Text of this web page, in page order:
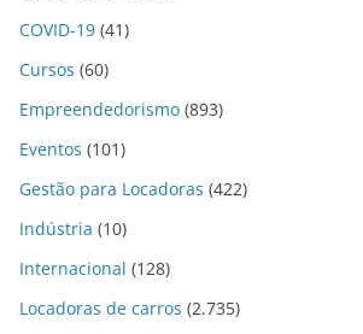
COVID-19 (41)
Cursos (60)
Empreendedorismo (893)
Eventos (101)
Gestão para Locadoras (422)
Indústria (10)
Internacional (128)
Locadoras de carros (2.735)